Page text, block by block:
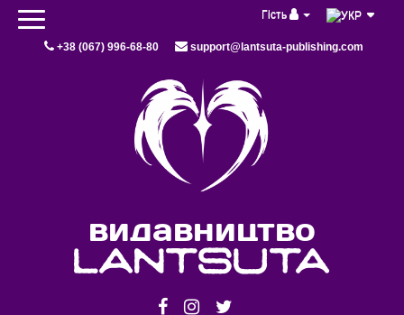
Гість
+38 (067) 996-68-80 support@lantsuta-publishing.com
видавництво
lantsuta